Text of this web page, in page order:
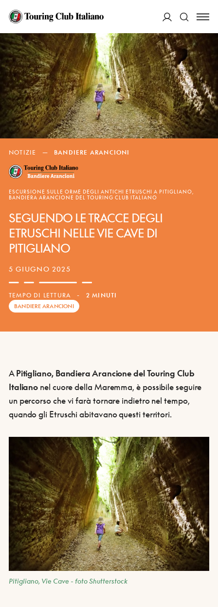
Cerca
NOTIZIE — BANDIERE ARANCIONI
ESCURSIONE SULLE ORME DEGLI ANTICHI ETRUSCHI A PITIGLIANO,
BANDIERA ARANCIONE DEL TOURING CLUB ITALIANO
SEGUENDO LE TRACCE DEGLI
ETRUSCHI NELLE VIE CAVE DI
PITIGLIANO
5 GIUGNO 2025
TEMPO DI LETTURA - 2 MINUTI
BANDIERE ARANCIONI
APitigliano, Bandiera Arancione del Touring Club
Italiano nel cuore della Maremma, è possibile seguire
un percorso che vi farà tornare indietro nel tempo,
quando gli Etruschi abitavano questi territori.
Pitigliano, Vie Cave - foto Shutterstock